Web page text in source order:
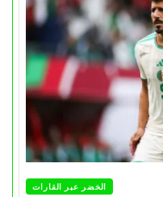
الخضر عبر القارات